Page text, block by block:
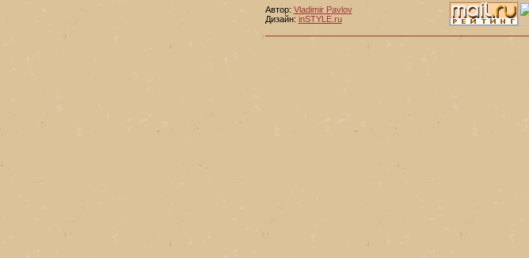
Автор: Vladimir Pavlov
Дизайн: inSTYLE.ru